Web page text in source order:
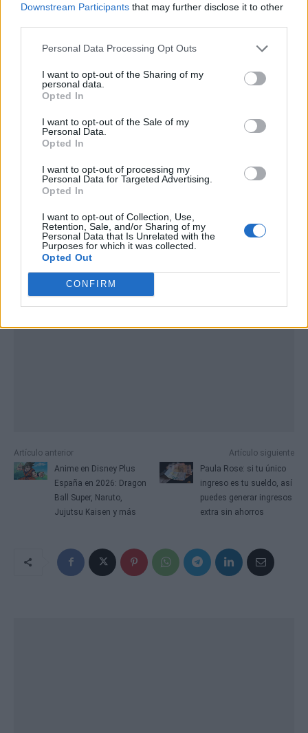
Downstream Participants that may further disclose it to other
Personal Data Processing Opt Outs
I want to opt-out of the Sharing of my
personal data.
Opted In
I want to opt-out of the Sale of my
Personal Data.
Opted In
I want to opt-out of processing my
Personal Data for Targeted Advertising.
Opted In
I want to opt-out of Collection, Use,
Retention, Sale, and/or Sharing of my
Personal Data that Is Unrelated with the
Purposes for which it was collected.
Opted Out
CONFIRM
Publicidad
Artículo anterior
Anime en Disney Plus
España en 2026: Dragon
Ball Super, Naruto,
Jujutsu Kaisen y más
Artículo siguiente
Paula Rose: si tu único
ingreso es tu sueldo, así
puedes generar ingresos
extra sin ahorros